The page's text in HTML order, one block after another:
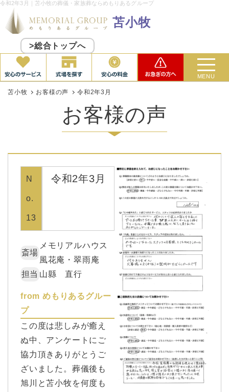
令和2年3月｜苫小牧の葬儀・家族葬ならめもりあるグループ
苫小牧
>総合トップへ
MENU
苫小牧 お客様の声 令和2年3月
お客様の声
N
o.
13
令和2年3月
斎場
メモリアルハウス
⾵花庵・翠⾬庵
担当 山縣 直行
from めもりあるグルー
プ
この度は悲しみが癒え
ぬ中、アンケートにご
協力頂きありがとうご
ざいました。葬儀後も
旭川と苫小牧を何度も